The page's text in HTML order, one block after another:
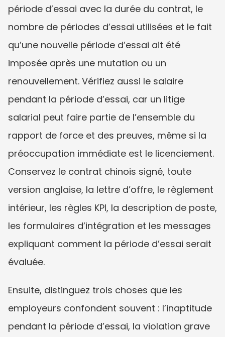
période d’essai avec la durée du contrat, le
nombre de périodes d’essai utilisées et le fait
qu’une nouvelle période d’essai ait été
imposée après une mutation ou un
renouvellement. Vérifiez aussi le salaire
pendant la période d’essai, car un litige
salarial peut faire partie de l’ensemble du
rapport de force et des preuves, même si la
préoccupation immédiate est le licenciement.
Conservez le contrat chinois signé, toute
version anglaise, la lettre d’offre, le règlement
intérieur, les règles KPI, la description de poste,
les formulaires d’intégration et les messages
expliquant comment la période d’essai serait
évaluée.
Ensuite, distinguez trois choses que les
employeurs confondent souvent : l’inaptitude
pendant la période d’essai, la violation grave